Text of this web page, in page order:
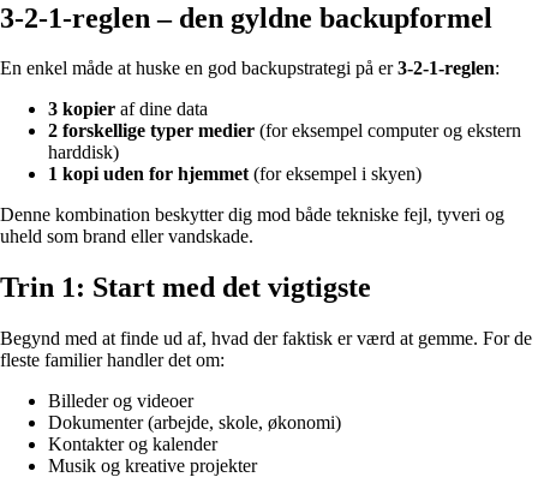
3-2-1-reglen – den gyldne backupformel
En enkel måde at huske en god backupstrategi på er3-2-1-reglen:
3 kopier af dine data
2 forskellige typer medier (for eksempel computer og ekstern
harddisk)
1 kopi uden for hjemmet(for eksempel i skyen)
Denne kombination beskytter dig mod både tekniske fejl, tyveri og
uheld som brand eller vandskade.
Trin 1: Start med det vigtigste
Begynd med at finde ud af, hvad der faktisk er værd at gemme. For de
fleste familier handler det om:
Billeder og videoer
Dokumenter (arbejde, skole, økonomi)
Kontakter og kalender
Musik og kreative projekter